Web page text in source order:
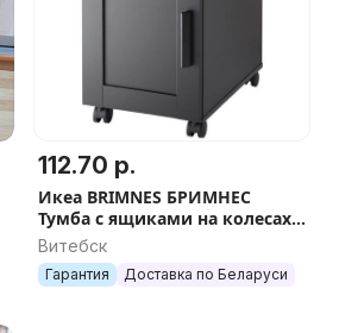
112.70 р.
Икеа BRIMNES БРИМНЕС
Тумба с ящиками на колесах,
тм.коричневая/белая, 50*35
см
Витебск
Гарантия Доставка по Беларуси